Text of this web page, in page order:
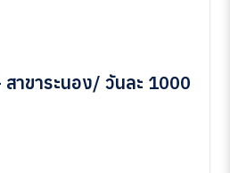
าขาระนอง/ วันละ 1000